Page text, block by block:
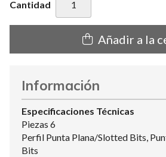
Cantidad
Añadir a la
Información
Especificaciones Técnicas
Piezas 6
Perfil Punta Plana/Slotted Bits,
Bits